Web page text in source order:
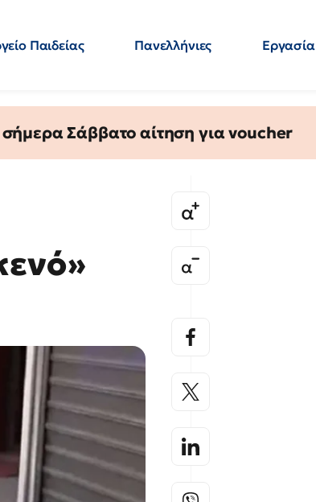
Παιδείας Πανελλήνιες Εργασία
Σάββατο αίτηση για voucher